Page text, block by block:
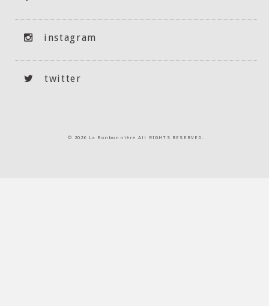
instagram
twitter
© 2026 La Bonbonnière All RIGHTS RESERVED.